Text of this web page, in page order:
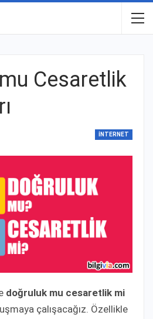
Cesaretlik
İNTERNET
doğruluk mu cesaretlik mi
çalışacağız. Özellikle